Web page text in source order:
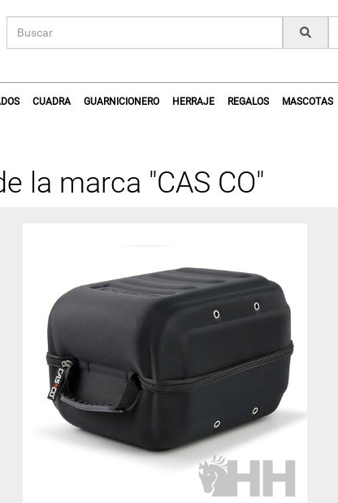
CUADRA GUARNICIONERO HERRAJE REGALOS MASCOTAS
la marca "CAS CO"